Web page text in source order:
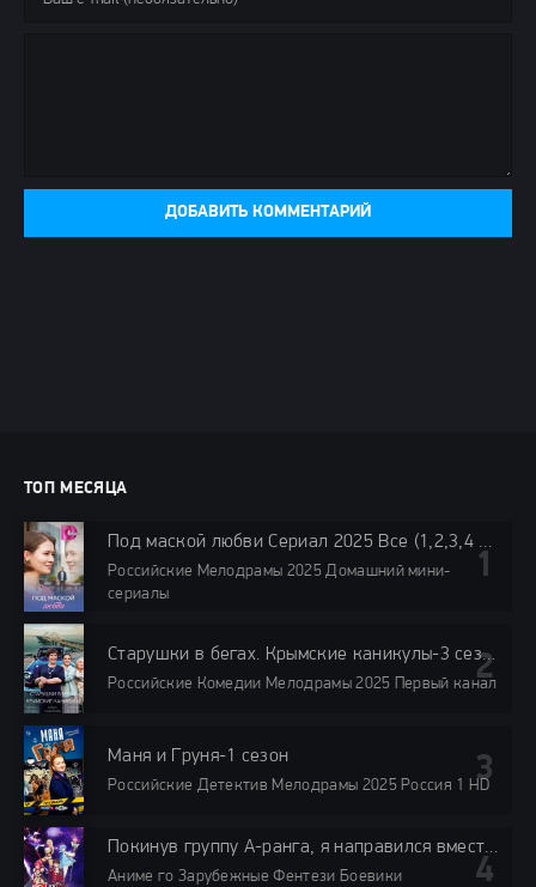
ДОБАВИТЬ КОММЕНТАРИЙ
ТОП МЕСЯЦА
Под маской любви Сериал 2025 Все (1,2,3,4 Серии) подряд
Российские Мелодрамы 2025 Домашний мини-
сериалы
Старушки в бегах. Крымские каникулы-3 сезон
Российские Комедии Мелодрамы 2025 Первый канал
Маня и Груня-1 сезон
Российские Детектив Мелодрамы 2025 Россия 1 HD
Покинув группу А-ранга, я направился вместе со своими бывшими учениками в глубины лабиринта
Аниме го Зарубежные Фентези Боевики